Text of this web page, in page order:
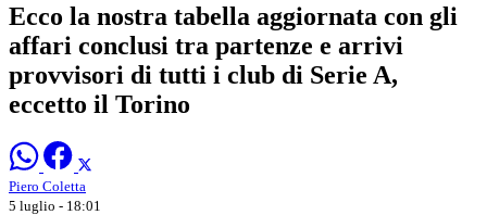
Ecco la nostra tabella aggiornata con gli
affari conclusi tra partenze e arrivi
provvisori di tutti i club di Serie A,
eccetto il Torino
Piero Coletta
5 luglio - 18:01